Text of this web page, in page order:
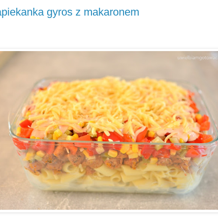
gyros z makaronem